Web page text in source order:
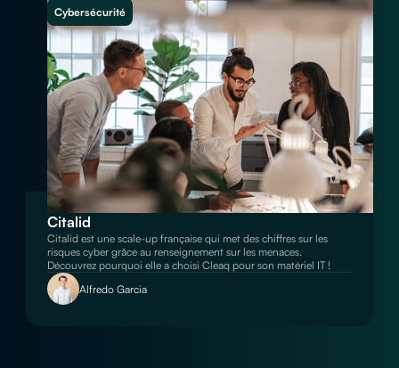
Cybersécurité
Citalid
Citalid est une scale-up française qui met des chiffres sur les
risques cyber grâce au renseignement sur les menaces.
Découvrez pourquoi elle a choisi Cleaq pour son matériel IT !
Alfredo Garcia